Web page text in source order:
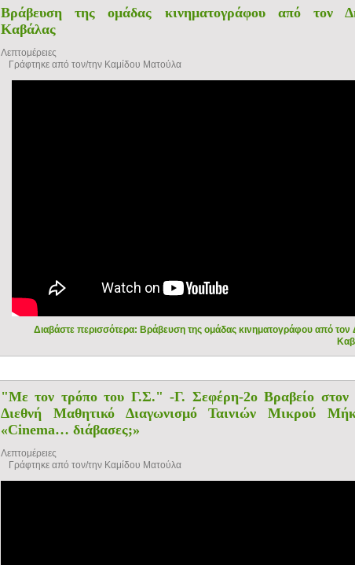
Βράβευση της ομάδας κινηματογράφου από τον
Καβάλας
Λεπτομέρειες
Γράφτηκε από τον/την Καμίδου Ματούλα
Διαβάστε περισσότερα: Βράβευση της ομάδας κινηματογράφου από τον
"Με τον τρόπο του Γ.Σ." -Γ. Σεφέρη-2ο Βραβείο στον
Διεθνή Μαθητικό Διαγωνισμό Ταινιών Μικρού
«Cinema… διάβασες;»
Λεπτομέρειες
Γράφτηκε από τον/την Καμίδου Ματούλα